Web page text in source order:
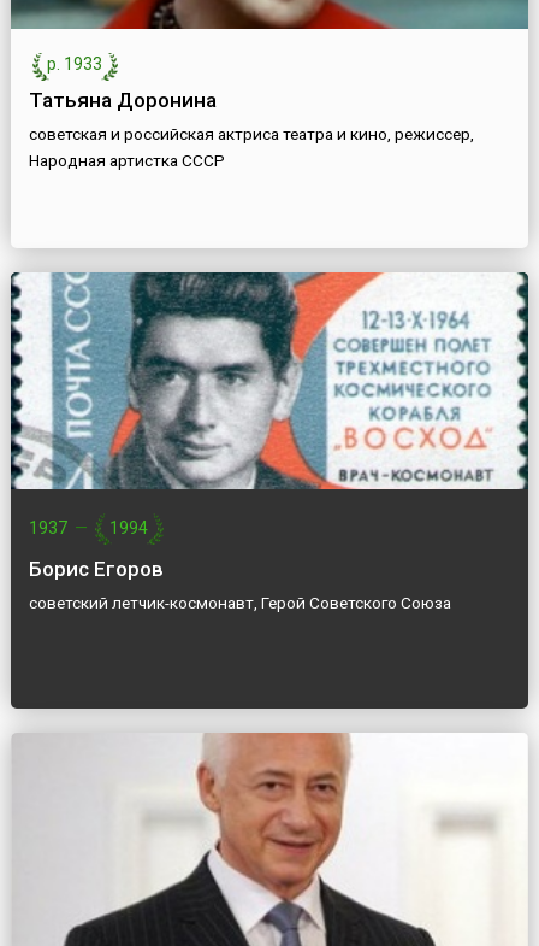
р. 1933
Татьяна Доронина
советская и российская актриса театра и кино, режиссер,
Народная артистка СССР
1937 — 1994
Борис Егоров
советский летчик-космонавт, Герой Советского Союза